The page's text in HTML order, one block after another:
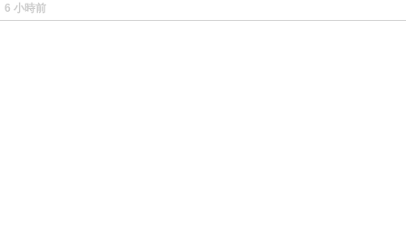
的墨客，在京城的古玩肆裡
6 小時前